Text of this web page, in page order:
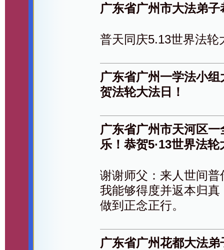
广东省广州市大法弟
普天同庆5.13世界法轮
广东省广州一学法小
贺法轮大法日！
广东省广州市天河区
乐！恭贺5·13世界法轮
谢谢师父：来人世间
我能够得度并返本归
做到正念正行。
广东省广州花都大法